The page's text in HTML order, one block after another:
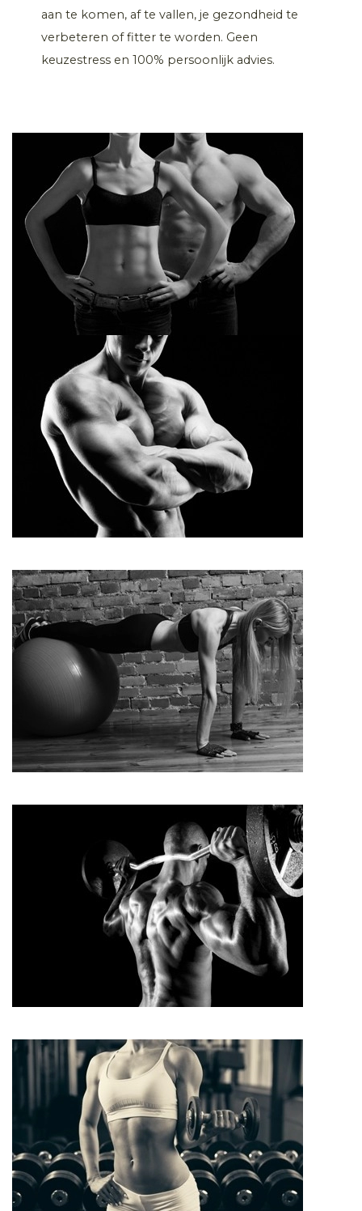
aan te komen, af te vallen, je gezondheid te
verbeteren of fitter te worden. Geen
keuzestress en 100% persoonlijk advies.